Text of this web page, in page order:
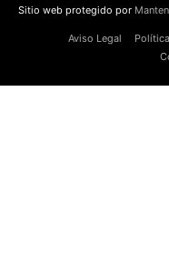
Sitio web protegido por
Aviso Legal